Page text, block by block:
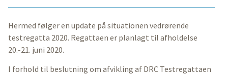
Hermed følger en update på situationen vedrørende
testregatta 2020. Regattaen er planlagt til afholdelse
20.-21. juni 2020.
I forhold til beslutning om afvikling af DRC Testregattaen